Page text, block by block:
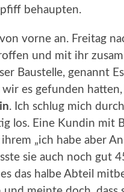
behaupten.
vorne an. Freitag
und mit ihr
Baustelle, genannt
es gefunden
. Ich schlug mich
los. Eine Kundin mit
„ich habe aber
sie auch noch gut
das halbe Abteil